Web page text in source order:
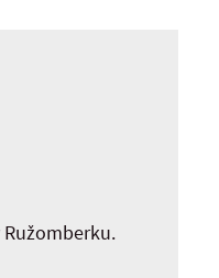
Ružomberku.